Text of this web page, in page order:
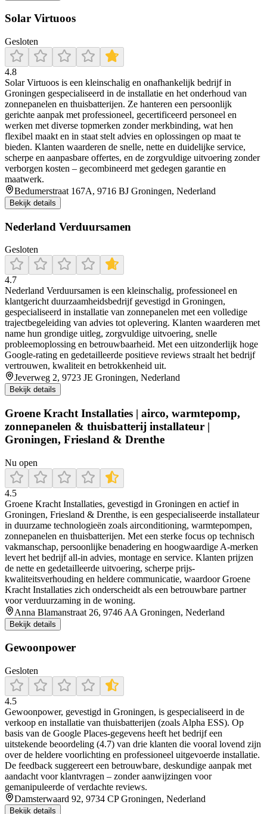
Solar Virtuoos
Gesloten
4.8
Solar Virtuoos is een kleinschalig en onafhankelijk bedrijf in
Groningen gespecialiseerd in de installatie en het onderhoud van
zonnepanelen en thuisbatterijen. Ze hanteren een persoonlijk
gerichte aanpak met professioneel, gecertificeerd personeel en
werken met diverse topmerken zonder merkbinding, wat hen
flexibel maakt en in staat stelt advies en oplossingen op maat te
bieden. Klanten waarderen de snelle, nette en duidelijke service,
scherpe en aanpasbare offertes, en de zorgvuldige uitvoering zonder
verborgen kosten – gecombineerd met gedegen garantie en
maatwerk.
Bedumerstraat 167A, 9716 BJ Groningen, Nederland
Bekijk details
Nederland Verduursamen
Gesloten
4.7
Nederland Verduursamen is een kleinschalig, professioneel en
klantgericht duurzaamheidsbedrijf gevestigd in Groningen,
gespecialiseerd in installatie van zonnepanelen met een volledige
trajectbegeleiding van advies tot oplevering. Klanten waarderen met
name hun grondige uitleg, zorgvuldige uitvoering, snelle
probleemoplossing en betrouwbaarheid. Met een uitzonderlijk hoge
Google-rating en gedetailleerde positieve reviews straalt het bedrijf
vertrouwen, kwaliteit en betrokkenheid uit.
Jeverweg 2, 9723 JE Groningen, Nederland
Bekijk details
Groene Kracht Installaties | airco, warmtepomp,
zonnepanelen & thuisbatterij installateur |
Groningen, Friesland & Drenthe
Nu open
4.5
Groene Kracht Installaties, gevestigd in Groningen en actief in
Groningen, Friesland & Drenthe, is een gespecialiseerde installateur
in duurzame technologieën zoals airconditioning, warmtepompen,
zonnepanelen en thuisbatterijen. Met een sterke focus op technisch
vakmanschap, persoonlijke benadering en hoogwaardige A-merken
levert het bedrijf all-in advies, montage en service. Klanten prijzen
de nette en gedetailleerde uitvoering, scherpe prijs-
kwaliteitsverhouding en heldere communicatie, waardoor Groene
Kracht Installaties zich onderscheidt als een betrouwbare partner
voor verduurzaming in de woning.
Anna Blamanstraat 26, 9746 AA Groningen, Nederland
Bekijk details
Gewoonpower
Gesloten
4.5
Gewoonpower, gevestigd in Groningen, is gespecialiseerd in de
verkoop en installatie van thuisbatterijen (zoals Alpha ESS). Op
basis van de Google Places-gegevens heeft het bedrijf een
uitstekende beoordeling (4.7) van drie klanten die vooral lovend zijn
over de heldere voorlichting en professioneel uitgevoerde installatie.
De feedback suggereert een betrouwbare, deskundige aanpak met
aandacht voor klantvragen – zonder aanwijzingen voor
gemanipuleerde of verdachte reviews.
Damsterwaard 92, 9734 CP Groningen, Nederland
Bekijk details